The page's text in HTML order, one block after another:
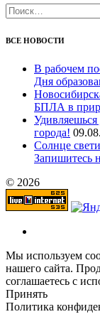
Найти:
ВСЕ НОВОСТИ
В рабочем
Дня
БПЛА в
города!
Солнце
Запишитесь
© 2026
Мы используем
нашего сайта.
соглашаетесь с
Принять
Политика